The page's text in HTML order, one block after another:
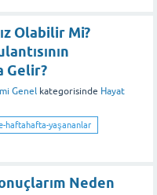
Olabilir Mi?
Gelir?
Genel kategorisinde Hayat
haftahafta-yaşananlar
Neden